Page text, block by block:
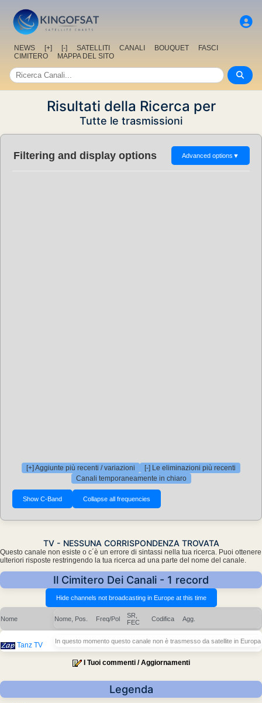
NEWS [+] [-] SATELLITI CANALI BOUQUET
FASCI
CIMITERO
MAPPA DEL SITO
Risultati della Ricerca per
Tutte le trasmissioni
Filtering and display options Advanced options ▼
[+] Aggiunte più recenti / variazioni
[-] Le eliminazioni più recenti
Canali temporaneamente in chiaro
TV - NESSUNA CORRISPONDENZA TROVATA
Questo canale non esiste o c´è un errore di sintassi nella tua ricerca. Puoi ottenere
ulteriori risposte restringendo la tua ricerca ad una parte del nome del canale.
Il Cimitero Dei Canali - 1 record
Nome Nome, Pos. Freq/Pol
SR,
FEC
Codifica Agg.
Tanz TV In questo momento questo canale non è trasmesso da satellite in Europa
I Tuoi commenti / Aggiornamenti
Legenda